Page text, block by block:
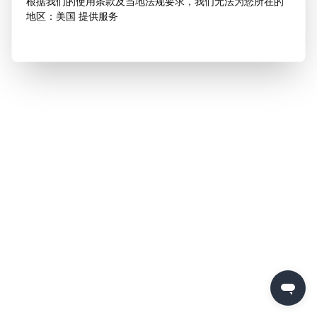
地区：美国 提供服务